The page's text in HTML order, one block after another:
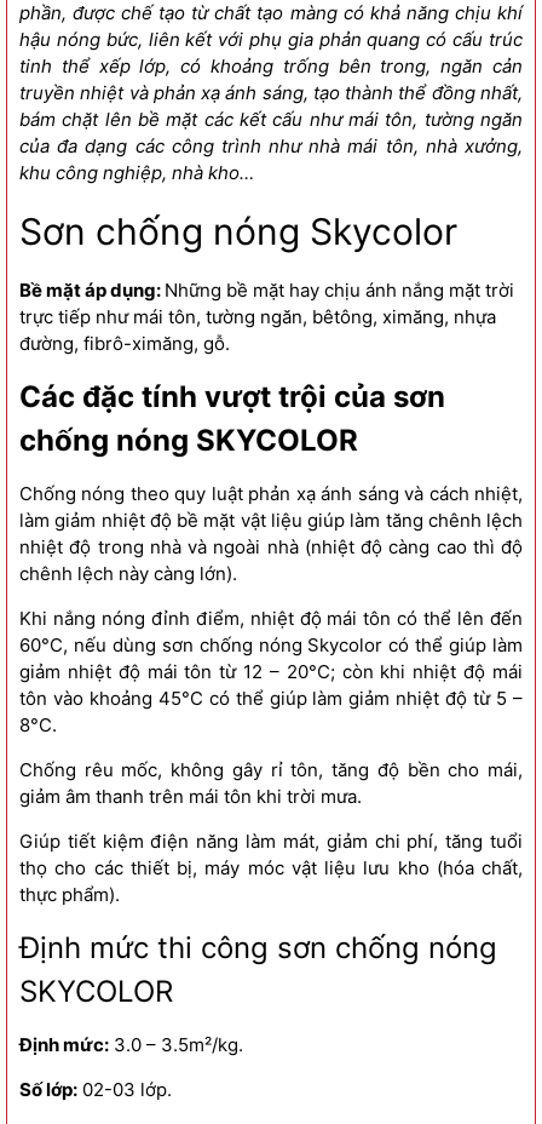
phần, được chế tạo từ chất tạo màng có khả năng chịu khí
hậu nóng bức, liên kết với phụ gia phản quang có cấu trúc
tinh thể xếp lớp, có khoảng trống bên trong, ngăn cản
truyền nhiệt và phản xạ ánh sáng, tạo thành thể đồng nhất,
bám chặt lên bề mặt các kết cấu như mái tôn, tường ngăn
của đa dạng các công trình như nhà mái tôn, nhà xưởng,
khu công nghiệp, nhà kho…
Sơn chống nóng Skycolor
Bề mặt áp dụng: Những bề mặt hay chịu ánh nắng mặt trời
trực tiếp như mái tôn, tường ngăn, bêtông, ximăng, nhựa
đường, fibrô-ximăng, gỗ.
Các đặc tính vượt trội của sơn
chống nóng SKYCOLOR
Chống nóng theo quy luật phản xạ ánh sáng và cách nhiệt,
làm giảm nhiệt độ bề mặt vật liệu giúp làm tăng chênh lệch
nhiệt độ trong nhà và ngoài nhà (nhiệt độ càng cao thì độ
chênh lệch này càng lớn).
Khi nắng nóng đỉnh điểm, nhiệt độ mái tôn có thể lên đến
60°C, nếu dùng sơn chống nóng Skycolor có thể giúp làm
giảm nhiệt độ mái tôn từ 12 – 20°C; còn khi nhiệt độ mái
tôn vào khoảng 45°C có thể giúp làm giảm nhiệt độ từ 5 –
8°C.
Chống rêu mốc, không gây rỉ tôn, tăng độ bền cho mái,
giảm âm thanh trên mái tôn khi trời mưa.
Giúp tiết kiệm điện năng làm mát, giảm chi phí, tăng tuổi
thọ cho các thiết bị, máy móc vật liệu lưu kho (hóa chất,
thực phẩm).
Định mức thi công sơn chống nóng
SKYCOLOR
Định mức: 3.0 – 3.5m²/kg.
Số lớp: 02-03 lớp.